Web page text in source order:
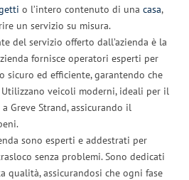
o l’intero contenuto di una casa,
un servizio su misura.
del servizio offerto dall’azienda è la
fornisce operatori esperti per
ed efficiente, garantendo che
veicoli moderni, ideali per il
Greve Strand, assicurando il
sono esperti e addestrati per
senza problemi. Sono dedicati
qualità, assicurandosi che ogni fase